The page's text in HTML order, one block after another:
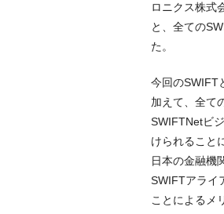
ロニクス株式
と、全ての
た。
今回のSWIFT
加えて、全て
SWIFTNetビ
けられること
日本の金融機
SWIFTアライ
ことによるメ